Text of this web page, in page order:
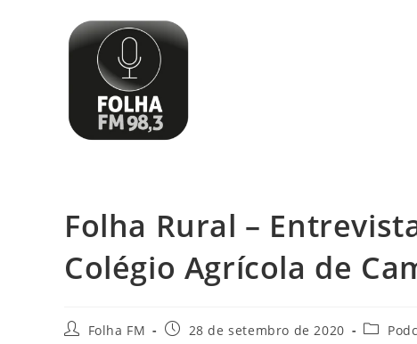
Folha Rural –
Colégio Agrícola de
Folha FM 28 de setembro de 2020